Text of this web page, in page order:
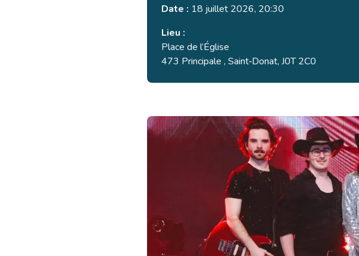
Date : 18 juillet 2026, 20:30
Lieu :
Place de l’Église
473 Principale , Saint‑Donat, J0T 2C0